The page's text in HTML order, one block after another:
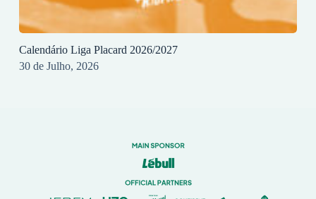
Calendário Liga Placard 2026/2027
30 de Julho, 2026